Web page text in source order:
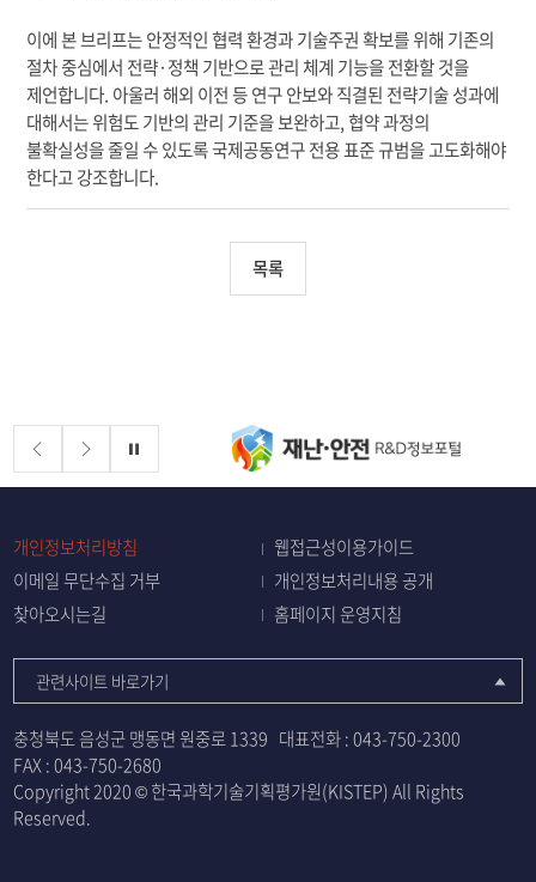
이에 본 브리프는 안정적인 협력 환경과 기술주권 확보를 위해 기존의
절차 중심에서 전략·정책 기반으로 관리 체계 기능을 전환할 것을
제언합니다. 아울러 해외 이전 등 연구 안보와 직결된 전략기술 성과에
대해서는 위험도 기반의 관리 기준을 보완하고, 협약 과정의
불확실성을 줄일 수 있도록 국제공동연구 전용 표준 규범을 고도화해야
한다고 강조합니다.
목록
배너존
개인정보처리방침
웹접근성이용가이드
이메일 무단수집 거부
개인정보처리내용 공개
찾아오시는길
홈페이지 운영지침
관련사이트 바로가기
충청북도 음성군 맹동면 원중로 1339 대표전화 :043-750-2300
FAX : 043-750-2680
Copyright 2020 © 한국과학기술기획평가원(KISTEP) All Rights
Reserved.